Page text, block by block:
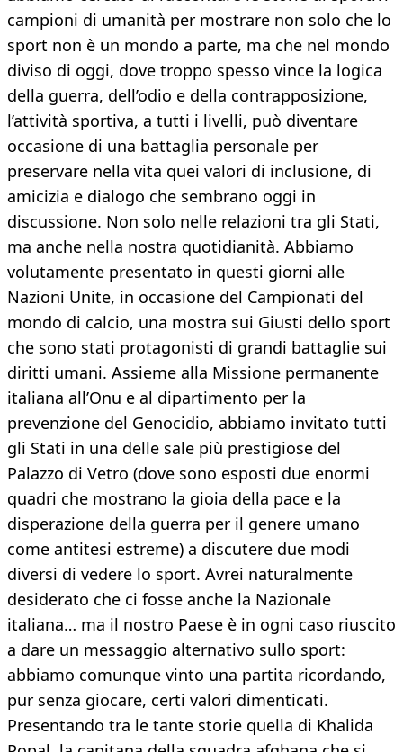
campioni di umanità per mostrare non solo che lo
sport non è un mondo a parte, ma che nel mondo
diviso di oggi, dove troppo spesso vince la logica
della guerra, dell’odio e della contrapposizione,
l’attività sportiva, a tutti i livelli, può diventare
occasione di una battaglia personale per
preservare nella vita quei valori di inclusione, di
amicizia e dialogo che sembrano oggi in
discussione. Non solo nelle relazioni tra gli Stati,
ma anche nella nostra quotidianità. Abbiamo
volutamente presentato in questi giorni alle
Nazioni Unite, in occasione del Campionati del
mondo di calcio, una mostra sui Giusti dello sport
che sono stati protagonisti di grandi battaglie sui
diritti umani. Assieme alla Missione permanente
italiana all’Onu e al dipartimento per la
prevenzione del Genocidio, abbiamo invitato tutti
gli Stati in una delle sale più prestigiose del
Palazzo di Vetro (dove sono esposti due enormi
quadri che mostrano la gioia della pace e la
disperazione della guerra per il genere umano
come antitesi estreme) a discutere due modi
diversi di vedere lo sport. Avrei naturalmente
desiderato che ci fosse anche la Nazionale
italiana… ma il nostro Paese è in ogni caso riuscito
a dare un messaggio alternativo sullo sport:
abbiamo comunque vinto una partita ricordando,
pur senza giocare, certi valori dimenticati.
Presentando tra le tante storie quella di Khalida